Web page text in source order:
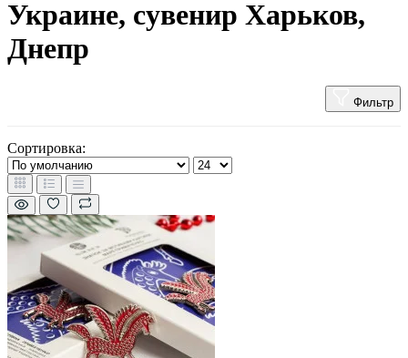
Украине, сувенир Харьков,
Днепр
Фильтр
Сортировка: